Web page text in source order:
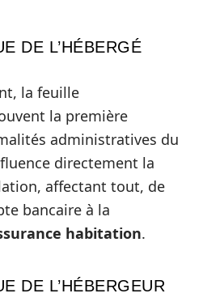
DE L’HÉBERGÉ
la feuille
la première
administratives du
directement la
affectant tout, de
bancaire à la
habitation.
DE L’HÉBERGEUR